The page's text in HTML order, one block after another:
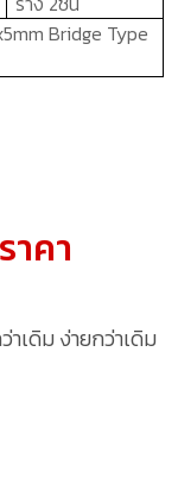
Bridge Type
าคา
าเดิม ง่ายกว่าเดิม